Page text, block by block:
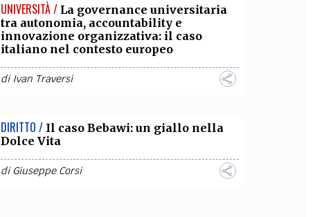
UNIVERSITÀ / La governance universitaria
tra autonomia, accountability e
innovazione organizzativa: il caso
italiano nel contesto europeo
di Ivan Traversi
DIRITTO / Il caso Bebawi: un giallo nella
Dolce Vita
diGiuseppe Corsi